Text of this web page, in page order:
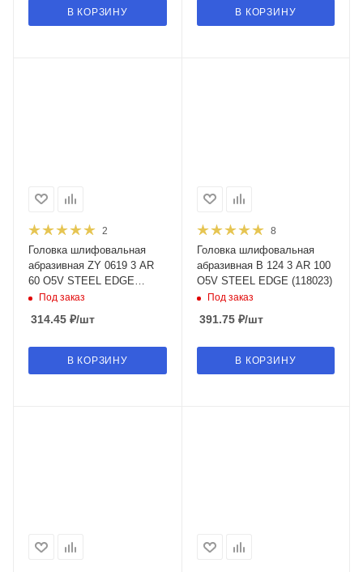
В КОРЗИНУ В КОРЗИНУ
2
Головка шлифовальная
абразивная ZY 0619 3 AR
60 O5V STEEL EDGE
(118368)
Под заказ
314.45 ₽/шт
В КОРЗИНУ
8
Головка шлифовальная
абразивная B 124 3 AR 100
O5V STEEL EDGE (118023)
Под заказ
391.75₽/шт
В КОРЗИНУ